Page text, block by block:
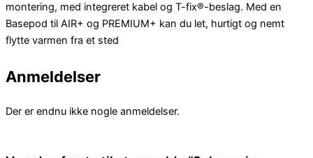
montering, med integreret kabel og T-fix®-beslag. Med en
Basepod til AIR+ og PREMIUM+ kan du let, hurtigt og nemt
flytte varmen fra et sted
Anmeldelser
Der er endnu ikke nogle anmeldelser.